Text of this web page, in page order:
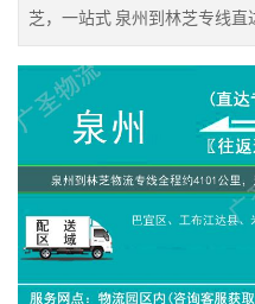
芝，一站式 泉州到林芝专线直